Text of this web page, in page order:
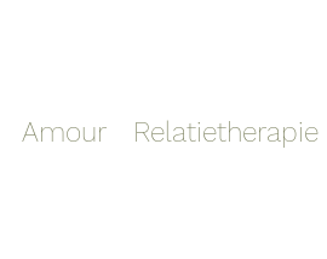
Amour Relatietherapie